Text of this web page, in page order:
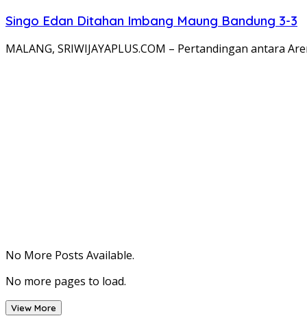
Singo Edan Ditahan Imbang Maung Bandung 3-3
MALANG, SRIWIJAYAPLUS.COM – Pertandingan antara
No More Posts Available.
No more pages to load.
View More